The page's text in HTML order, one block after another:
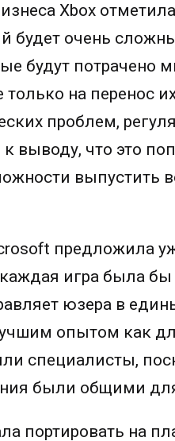
Xbox
будет очень
будут потрачено
только на перенос
проблем,
выводу, что это
выпустить
предложила
игра была
юзера в
опытом как
специалисты,
были общими
портировать на